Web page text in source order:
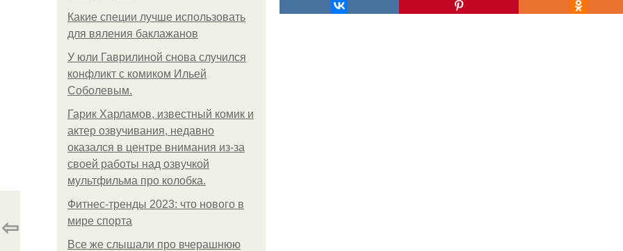
Какие специи лучше использовать
для вяления баклажанов
У юли Гаврилиной снова случился
конфликт с комиком Ильей
Соболевым.
Гарик Харламов, известный комик и
актер озвучивания, недавно
оказался в центре внимания из-за
своей работы над озвучкой
мультфильма про колобка.
Фитнес-тренды 2023: что нового в
мире спорта
Все же слышали про вчерашнюю
⇦